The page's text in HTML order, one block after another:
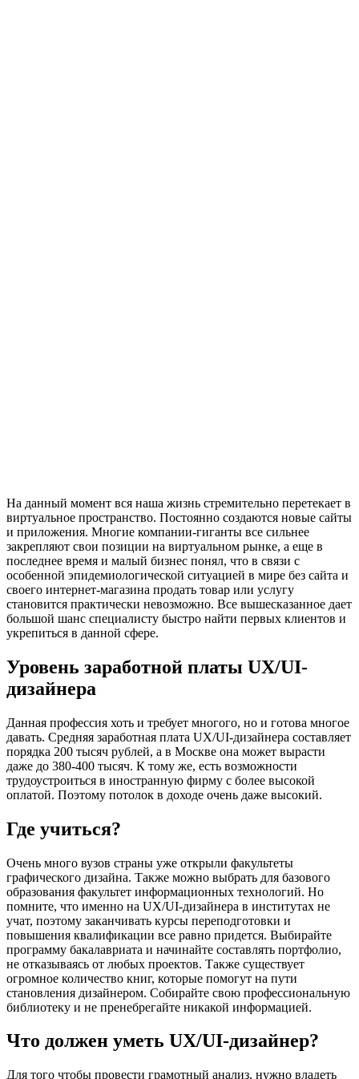
На данный момент вся наша жизнь стремительно перетекает в
виртуальное пространство. Постоянно создаются новые сайты
и приложения. Многие компании-гиганты все сильнее
закрепляют свои позиции на виртуальном рынке, а еще в
последнее время и малый бизнес понял, что в связи с
особенной эпидемиологической ситуацией в мире без сайта и
своего интернет-магазина продать товар или услугу
становится практически невозможно. Все вышесказанное дает
большой шанс специалисту быстро найти первых клиентов и
укрепиться в данной сфере.
Уровень заработной платы UX/UI-
дизайнера
Данная профессия хоть и требует многого, но и готова многое
давать. Средняя заработная плата UX/UI-дизайнера составляет
порядка 200 тысяч рублей, а в Москве она может вырасти
даже до 380-400 тысяч. К тому же, есть возможности
трудоустроиться в иностранную фирму с более высокой
оплатой. Поэтому потолок в доходе очень даже высокий.
Где учиться?
Очень много вузов страны уже открыли факультеты
графического дизайна. Также можно выбрать для базового
образования факультет информационных технологий. Но
помните, что именно на UX/UI-дизайнера в институтах не
учат, поэтому заканчивать курсы переподготовки и
повышения квалификации все равно придется. Выбирайте
программу бакалавриата и начинайте составлять портфолио,
не отказываясь от любых проектов. Также существует
огромное количество книг, которые помогут на пути
становления дизайнером. Собирайте свою профессиональную
библиотеку и не пренебрегайте никакой информацией.
Что должен уметь UX/UI-дизайнер?
Для того чтобы провести грамотный анализ, нужно владеть